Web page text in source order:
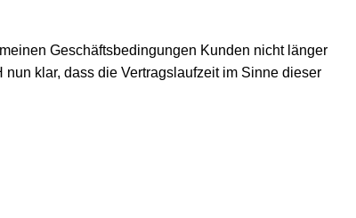
Geschäftsbedingungen Kunden nicht länger
klar, dass die Vertragslaufzeit im Sinne dieser